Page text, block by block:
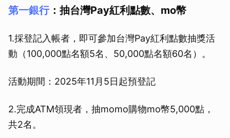
第一銀行：抽台灣Pay紅利點數、mo幣
1.採登記入帳者，即可參加台灣Pay紅利點數抽獎活
動（100,000點名額5名、50,000點名額60名）。
活動期間：2025年11月5日起預登記
2.完成ATM領現者，抽momo購物mo幣5,000點，
共2名。